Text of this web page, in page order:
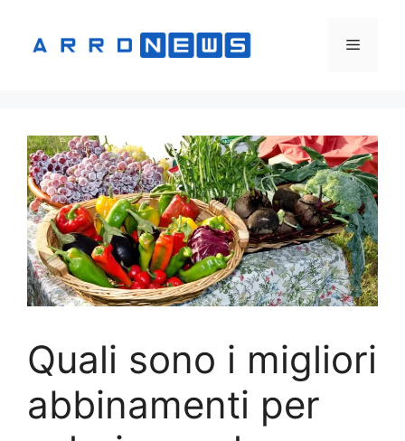
contenuto
Menu
Quali sono i migliori
abbinamenti per